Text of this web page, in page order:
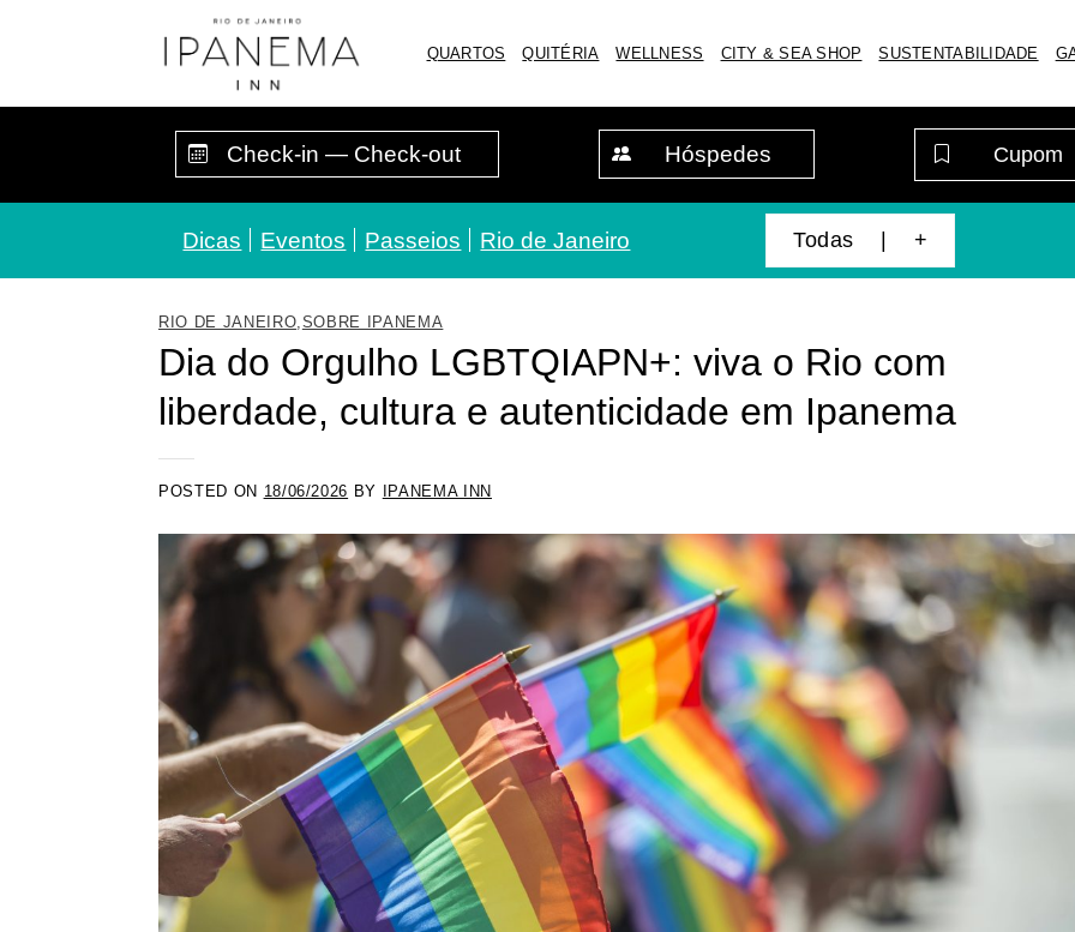
QUARTOS QUITÉRIA WELLNESS CITY & SEA SHOP SUSTENTABILIDADE
Hóspedes
Dicas Eventos Passeios Rio de Janeiro Todas | +
RIO DE JANEIRO,SOBRE IPANEMA
Dia do Orgulho LGBTQIAPN+: viva o Rio com
liberdade, cultura e autenticidade em Ipanema
POSTED ON 18/06/2026 BY IPANEMA INN